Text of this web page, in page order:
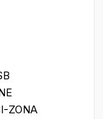
ZONA